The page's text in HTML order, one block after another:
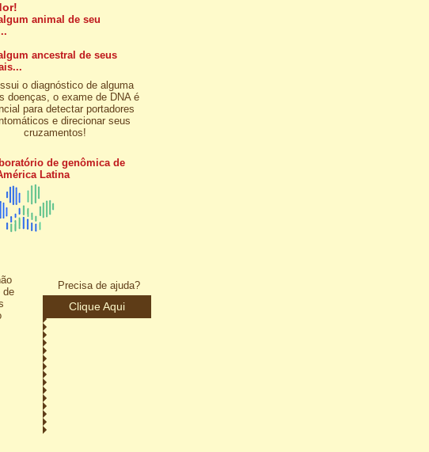
animal de seu
ancestral de seus
o diagnóstico de alguma
doenças, o exame de DNA é
para detectar portadores
e direcionar seus
cruzamentos!
de
Precisa de ajuda?
Clique Aqui
de genômica de
Latina